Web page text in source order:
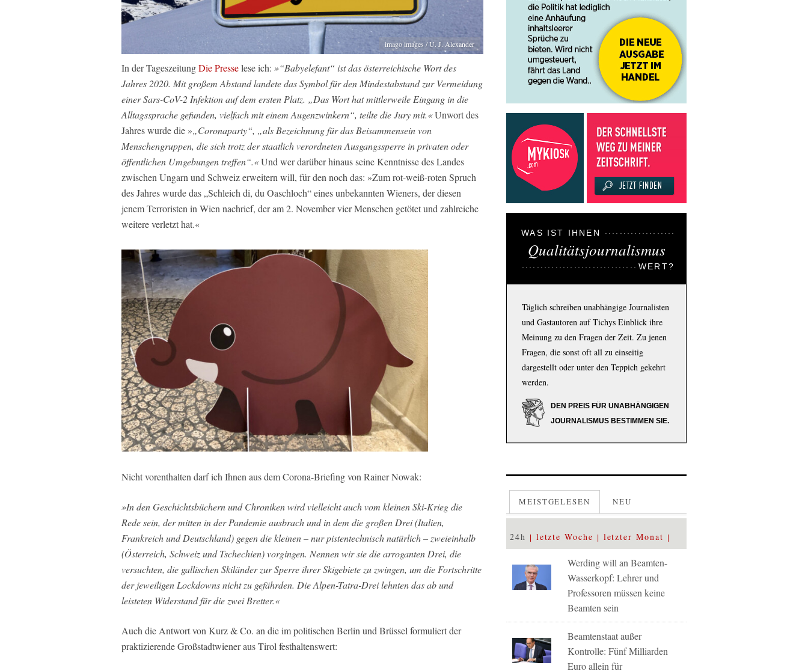
imago images / U. J. Alexander
In der TageszeitungDie Presselese ich: »“Babyelefant“ ist das österreichische Wort des
Jahres 2020. Mit großem Abstand landete das Symbol für den Mindestabstand zur Vermeidung
einer Sars-CoV-2 Infektion auf dem ersten Platz. „Das Wort hat mittlerweile Eingang in die
Alltagssprache gefunden, vielfach mit einem Augenzwinkern“, teilte die Jury mit.«Unwort des
Jahres wurde die »„Coronaparty“, „als Bezeichnung für das Beisammensein von
Menschengruppen, die sich trotz der staatlich verordneten Ausgangssperre in privaten oder
öffentlichen Umgebungen treffen“.«Und wer darüber hinaus seine Kenntnisse des Landes
zwischen Ungarn und Schweiz erweitern will, für den noch das: »Zum rot-weiß-roten Spruch
des Jahres wurde das „Schleich di, du Oaschloch“ eines unbekannten Wieners, der diesen
jenem Terroristen in Wien nachrief, der am 2. November vier Menschen getötet und zahlreiche
weitere verletzt hat.«
Nicht vorenthalten darf ich Ihnen aus dem Corona-Briefing von Rainer Nowak:
»In den Geschichtsbüchern und Chroniken wird vielleicht auch vom kleinen Ski-Krieg die
Rede sein, der mitten in der Pandemie ausbrach und in dem die großen Drei (Italien,
Frankreich und Deutschland) gegen die kleinen – nur pistentechnisch natürlich – zweieinhalb
(Österreich, Schweiz und Tschechien) vorgingen. Nennen wir sie die arroganten Drei, die
versuchten, die gallischen Skiländer zur Sperre ihrer Skigebiete zu zwingen, um die Fortschritte
der jeweiligen Lockdowns nicht zu gefährden. Die Alpen-Tatra-Drei lehnten das ab und
leisteten Widerstand für die zwei Bretter.«
Auch die Antwort von Kurz & Co. an die im politischen Berlin und Brüssel formuliert der
praktizierende Großstadtwiener aus Tirol festhaltenswert:
WAS IST IHNEN
Qualitätsjournalismus
WERT?
Täglich schreiben unabhängige Journalisten
und Gastautoren auf Tichys Einblick ihre
Meinung zu den Fragen der Zeit. Zu jenen
Fragen, die sonst oft all zu einseitig
dargestellt oder unter den Teppich gekehrt
werden.
DEN PREIS FÜR UNABHÄNGIGEN
JOURNALISMUS BESTIMMEN SIE.
MEISTGELESEN NEU
24h letzte Woche letzter Monat
Werding will an Beamten-
Wasserkopf: Lehrer und
Professoren müssen keine
Beamten sein
Beamtenstaat außer
Kontrolle: Fünf Milliarden
Euro allein für